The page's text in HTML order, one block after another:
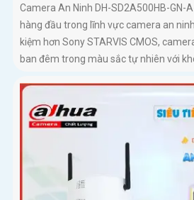
Camera An Ninh DH-SD2A500HB-GN-
hàng đầu trong lĩnh vực camera an
kiệm hơn Sony STARVIS CMOS,
ban đêm trong màu sắc tự nhiên với